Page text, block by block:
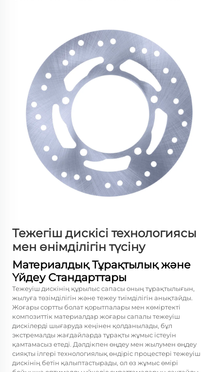
Тежегіш дискісі технологиясы
мен өнімділігін түсіну
Материалдық Тұрақтылық және
Үйдеу Стандарттары
Тежеуіш дискінің құрылыс сапасы оның тұрақтылығын,
жылуға төзімділігін және тежеу тиімділігін анықтайды.
Жоғары сортты болат қорытпалары мен көміртекті
композиттік материалдар жоғары сапалы тежеуіш
дискілерді шығаруда кеңінен қолданылады, бұл
экстремалды жағдайларда тұрақты жұмыс істеуін
қамтамасыз етеді. Дәлдікпен өңдеу мен жылумен өңдеу
сияқты ілгері технологиялық өндіріс процестері тежеуіш
дискінің бетін қалыптастырады, ол өз жұмыс өмірі